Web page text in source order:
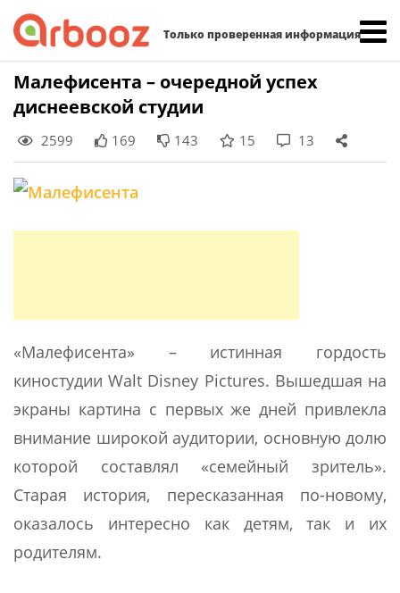
Только проверенная информация
Skip
content
Малефисента – очередной успех
диснеевской студии
2599 169 143 15 13
«Малефисента» – истинная гордость
киностудии Walt Disney Pictures. Вышедшая на
экраны картина с первых же дней привлекла
внимание широкой аудитории, основную долю
которой составлял «семейный зритель».
Старая история, пересказанная по-новому,
оказалось интересно как детям, так и их
родителям.
Найти: